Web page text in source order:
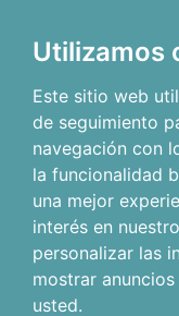
Utilizamos
Este sitio web
de seguimiento
navegación con
la funcionalidad
una mejor
interés en
personalizar las
mostrar
usted.